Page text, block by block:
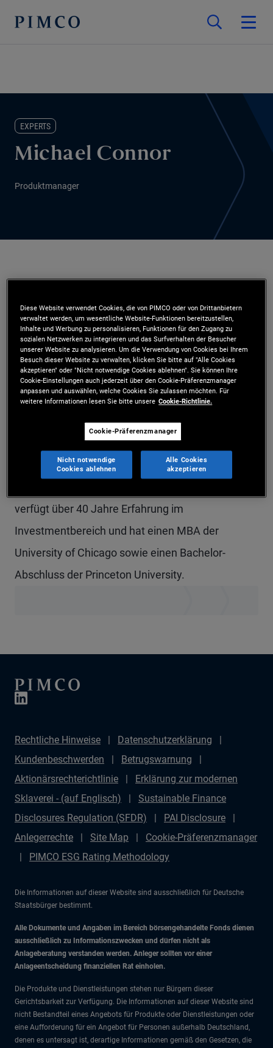
EXPERTS
Michael Connor
Produktmanager
Produktmanager in New York, mit einem Fokus
auf PIMCOs quantitativen Strategien wie z.B. der
„Tail Risk“-Absicherung und der TRENDS Managed
Futures Strategy. Er ist außerdem Mitglied des
Teams für Anlagelösungen bei PIMCO. Bevor er
2012 zu PIMCO kam, war er bei Merrill Lynch,
UBS/Swiss Bank und Salomon Brothers
schwerpunktmäßig im Handel / der Strukturierung
verfügt über 40 Jahre Erfahrung im
Investmentbereich und hat einen MBA der
University of Chicago sowie einen Bachelor-
Abschluss der Princeton University.
Rechtliche Hinweise
Datenschutzerklärung
Kundenbeschwerden
Betrugswarnung
Aktionärsrechterichtlinie
Erklärung zur modernen
Sklaverei - (auf Englisch)
Sustainable Finance
Disclosures Regulation (SFDR)
PAI Disclosure
Anlegerrechte
Site Map
Cookie-Präferenzmanager
PIMCO ESG Rating Methodology
Die Informationen auf dieser Website sind ausschließlich für Deutsche
Staatsbürger bestimmt.
Alle Dokumente und Angaben im Bereich börsengehandelte Fonds dienen
ausschließlich zu Informationszwecken und dürfen nicht als
Anlageberatung verstanden werden. Anleger sollten vor einer
Anlageentscheidung finanziellen Rat einholen.
Die Produkte und Dienstleistungen stehen nur Bürgern dieser
Gerichtsbarkeit zur Verfügung. Die Informationen auf dieser Website sind
nicht Bestandteil eines Angebots für Produkte oder Dienstleistungen oder
eine Aufforderung für ein Angebot für Personen außerhalb Deutschland,
denen es untersagt ist, derartige Informationen gemäß den Gesetzen, die
Diese Website verwendet Cookies, die von PIMCO oder von Drittanbietern
verwaltet werden, um wesentliche Website-Funktionen bereitzustellen,
Inhalte und Werbung zu personalisieren, Funktionen für den Zugang zu
sozialen Netzwerken zu integrieren und das Surfverhalten der Besucher
unserer Website zu analysieren. Um die Verwendung von Cookies bei Ihrem
Besuch dieser Website zu verwalten, klicken Sie bitte auf "Alle Cookies
akzeptieren" oder "Nicht notwendige Cookies ablehnen". Sie können Ihre
Cookie-Einstellungen auch jederzeit über den Cookie-Präferenzmanager
anpassen und auswählen, welche Cookies Sie zulassen möchten. Für
weitere Informationen lesen Sie bitte unsere Cookie-Richtlinie.
Cookie-Präferenzmanager
Nicht notwendige
Cookies ablehnen
Alle Cookies
akzeptieren